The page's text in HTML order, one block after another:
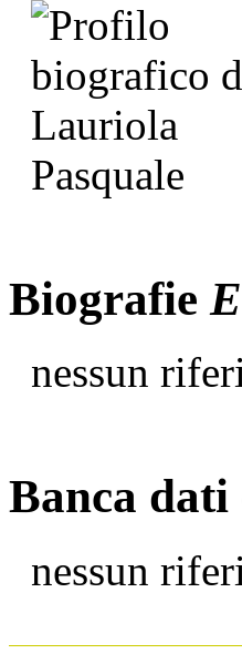
Biografie
nessun
Banca dati
nessun